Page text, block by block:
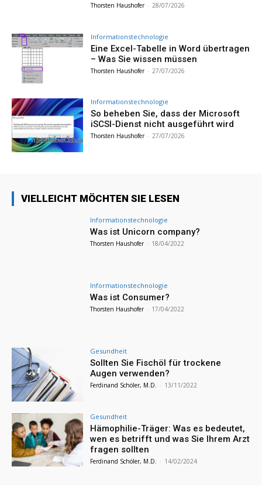
Thorsten Haushofer - 28/07/2026
Informationstechnologie
Eine Excel-Tabelle in Word übertragen
– Was Sie wissen müssen
Thorsten Haushofer - 27/07/2026
Informationstechnologie
So beheben Sie, dass der Microsoft
iSCSI-Dienst nicht ausgeführt wird
Thorsten Haushofer - 27/07/2026
VIELLEICHT MÖCHTEN SIE LESEN
Informationstechnologie
Was ist Unicorn company?
Thorsten Haushofer - 18/04/2022
Informationstechnologie
Was ist Consumer?
Thorsten Haushofer - 17/04/2022
Gesundheit
Sollten Sie Fischöl für trockene
Augen verwenden?
Ferdinand Schöler, M.D. - 13/11/2022
Gesundheit
Hämophilie-Träger: Was es bedeutet,
wen es betrifft und was Sie Ihrem Arzt
fragen sollten
Ferdinand Schöler, M.D. - 14/02/2024